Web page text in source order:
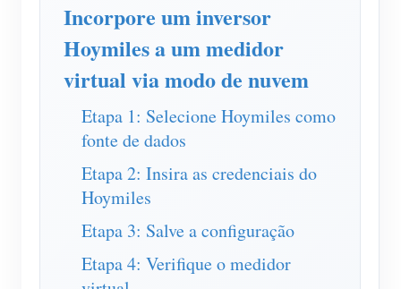
IAMMETER Simulator
Aplicações
Monitor de energia do sistema solar fotovoltaico
Monitor de consumo de eletricidade
Sistema de controle de aquecedor FV
Automação residencial
Loja
Recursos
Documento
Comunidade
Incorpore um inversor
Hoymiles a um medidor
virtual via modo de nuvem
Etapa 1: Selecione Hoymiles como
fonte de dados
Etapa 2: Insira as credenciais do
Hoymiles
Etapa 3: Salve a configuração
Etapa 4: Verifique o medidor